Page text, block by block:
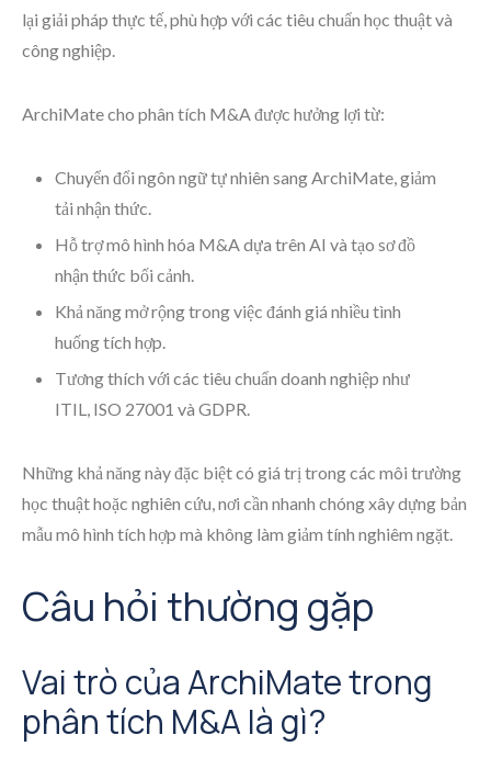
lại giải pháp thực tế, phù hợp với các tiêu chuẩn học thuật và
công nghiệp.
ArchiMate cho phân tích M&A được hưởng lợi từ:
Chuyển đổi ngôn ngữ tự nhiên sang ArchiMate, giảm
tải nhận thức.
Hỗ trợ mô hình hóa M&A dựa trên AI và tạo sơ đồ
nhận thức bối cảnh.
Khả năng mở rộng trong việc đánh giá nhiều tình
huống tích hợp.
Tương thích với các tiêu chuẩn doanh nghiệp như
ITIL, ISO 27001 và GDPR.
Những khả năng này đặc biệt có giá trị trong các môi trường
học thuật hoặc nghiên cứu, nơi cần nhanh chóng xây dựng bản
mẫu mô hình tích hợp mà không làm giảm tính nghiêm ngặt.
Câu hỏi thường gặp
Vai trò của ArchiMate trong
phân tích M&A là gì?